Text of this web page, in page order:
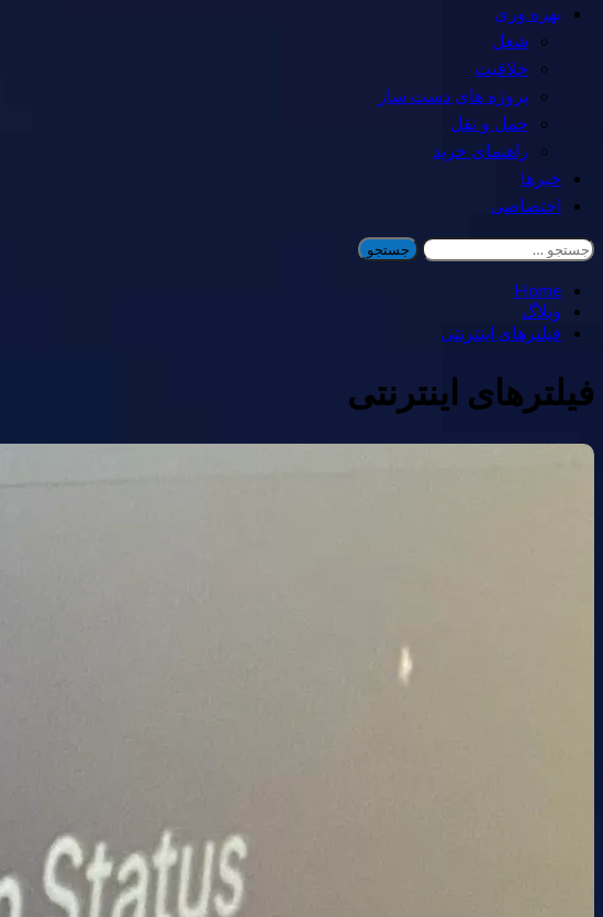
بهره وری
شغل
خلاقیت
پروژه های دست ساز
حمل و نقل
راهنمای خرید
خبرها
اختصاصی
جستجو
برای:
Home
وبلاگ
فیلترهای اینترنتی
فیلترهای اینترنتی